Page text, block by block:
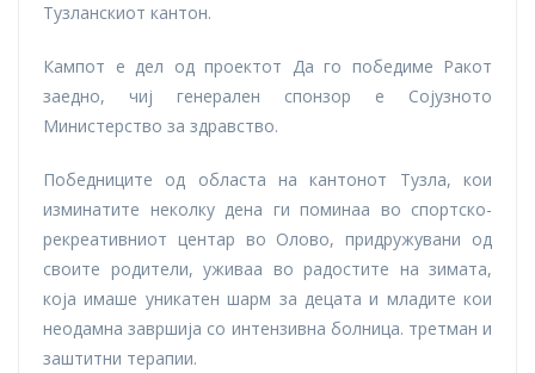
Тузланскиот кантон.
Кампот е дел од проектот Да го победиме Ракот
заедно, чиј генерален спонзор е Сојузното
Министерство за здравство.
Победниците од областа на кантонот Тузла, кои
изминатите неколку дена ги поминаа во спортско-
рекреативниот центар во Олово, придружувани од
своите родители, уживаа во радостите на зимата,
која имаше уникатен шарм за децата и младите кои
неодамна завршија со интензивна болница. третман и
заштитни терапии.